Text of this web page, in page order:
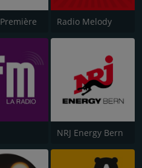
Radio Melody
NRJ Energy Bern